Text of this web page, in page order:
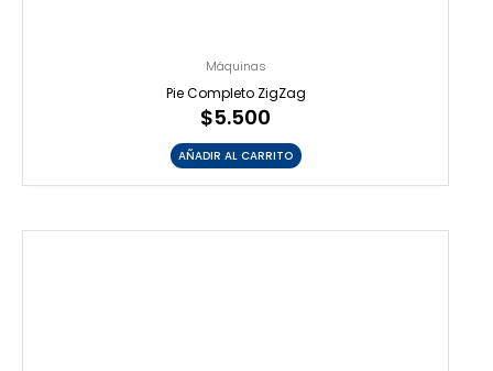
Máquinas
Pie Completo ZigZag
$5.500
AÑADIR AL CARRITO